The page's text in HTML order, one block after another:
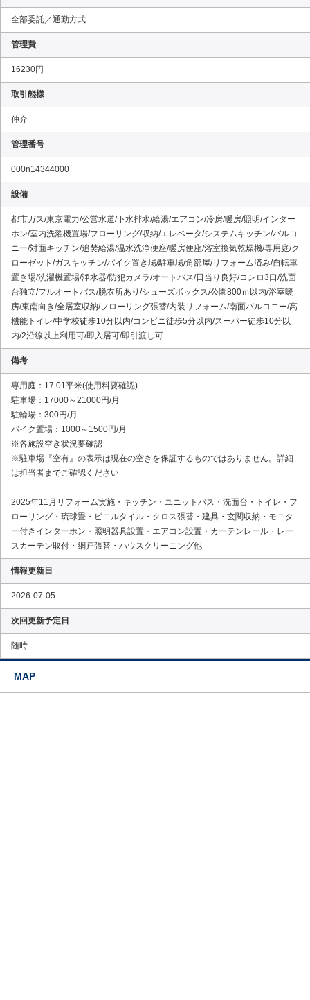
全部委託／通勤方式
管理費
16230円
取引態様
仲介
管理番号
000n14344000
設備
都市ガス/東京電力/公営水道/下水排水/給湯/エアコン/冷房/暖房/照明/インター
ホン/室内洗濯機置場/フローリング/収納/エレベータ/システムキッチン/バルコ
ニー/対面キッチン/追焚給湯/温水洗浄便座/暖房便座/浴室換気乾燥機/専用庭/ク
ローゼット/ガスキッチン/バイク置き場/駐車場/角部屋/リフォーム済み/自転車
置き場/洗濯機置場/浄水器/防犯カメラ/オートバス/日当り良好/コンロ3口/洗面
台独立/フルオートバス/脱衣所あり/シューズボックス/公園800ｍ以内/浴室暖
房/東南向き/全居室収納/フローリング張替/内装リフォーム/南面バルコニー/高
機能トイレ/中学校徒歩10分以内/コンビニ徒歩5分以内/スーパー徒歩10分以
内/2沿線以上利用可/即入居可/即引渡し可
備考
専用庭：17.01平米(使用料要確認)
駐車場：17000～21000円/月
駐輪場：300円/月
バイク置場：1000～1500円/月
※各施設空き状況要確認
※駐車場『空有』の表示は現在の空きを保証するものではありません。詳細
は担当者までご確認ください
2025年11月リフォーム実施・キッチン・ユニットバス・洗面台・トイレ・フ
ローリング・琉球畳・ビニルタイル・クロス張替・建具・玄関収納・モニタ
ー付きインターホン・照明器具設置・エアコン設置・カーテンレール・レー
スカーテン取付・網戸張替・ハウスクリーニング他
情報更新日
2026-07-05
次回更新予定日
随時
MAP